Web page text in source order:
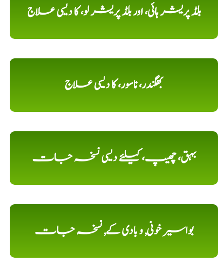
بلڈ پریشر ہائی، اور بلڈ پریشر لو، کا دیسی علاج
بھگندر، ناسور، کا دیسی علاج
بہق، چھیپ، کیلئے دیسی نسخہ جات
بواسیر خونی, و بادی کے, نسخہ جات